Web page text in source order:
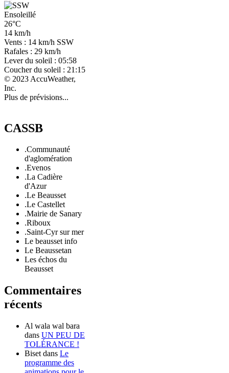
Ensoleillé
26°C
14 km/h
Vents : 14 km/h SSW
Rafales : 29 km/h
Lever du soleil : 05:58
Coucher du soleil : 21:15
© 2023 AccuWeather,
Inc.
Plus de prévisions...
CASSB
.Communauté
d'aglomération
.Evenos
.La Cadière
d'Azur
.Le Beausset
.Le Castellet
.Mairie de Sanary
.Riboux
.Saint-Cyr sur mer
Le beausset info
Le Beaussetan
Les échos du
Beausset
Commentaires
récents
Al wala wal bara
dans UN PEU DE
TOLÉRANCE !
Biset dans Le
programme des